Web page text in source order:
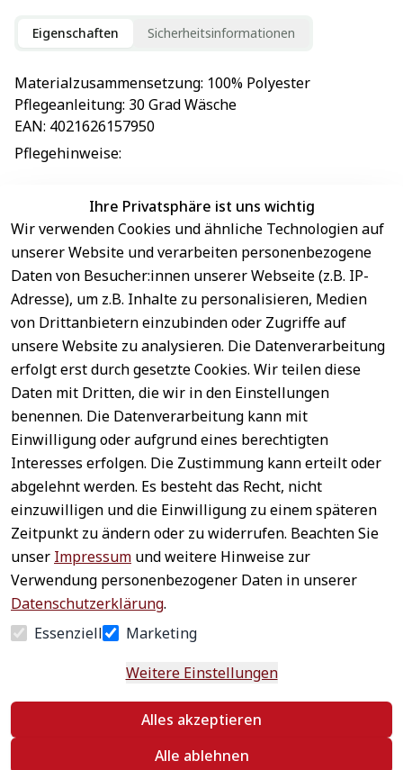
Eigenschaften Sicherheitsinformationen
Materialzusammensetzung: 100% Polyester
Pflegeanleitung: 30 Grad Wäsche
EAN: 4021626157950
Pflegehinweise:
EU-Verantwortliche Person - klicken Sie für Details
Ihre Privatsphäre ist uns wichtig
Wir verwenden Cookies und ähnliche Technologien auf
unserer Website und verarbeiten personenbezogene
Daten von Besucher:innen unserer Webseite (z.B. IP-
Adresse), um z.B. Inhalte zu personalisieren, Medien
von Drittanbietern einzubinden oder Zugriffe auf
unsere Website zu analysieren. Die Datenverarbeitung
erfolgt erst durch gesetzte Cookies. Wir teilen diese
Daten mit Dritten, die wir in den Einstellungen
benennen. Die Datenverarbeitung kann mit
Einwilligung oder aufgrund eines berechtigten
Interesses erfolgen. Die Zustimmung kann erteilt oder
abgelehnt werden. Es besteht das Recht, nicht
einzuwilligen und die Einwilligung zu einem späteren
Zeitpunkt zu ändern oder zu widerrufen. Beachten Sie
unser Impressum und weitere Hinweise zur
Verwendung personenbezogener Daten in unserer
Datenschutzerklärung.
Essenziell
Marketing
Weitere Einstellungen
Alles akzeptieren
Alle ablehnen
Rechtliches
AGB
Impressum
Datenschutz
Widerrufsrecht
Widerrufsform
ular
Service
Kontakt
Registrieren
Zahlung &
Versand
Newsletter
abonnieren
Häufige
Fragen
Sichere
Zahlungsar
ten
Schneller
Versand
Vertrag